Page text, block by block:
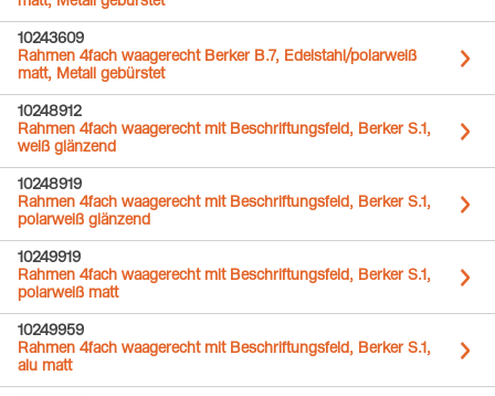
10243609
Rahmen 4fach waagerecht Berker B.7, Edelstahl/polarweiß
matt, Metall gebürstet
10248912
Rahmen 4fach waagerecht mit Beschriftungsfeld, Berker S.1,
weiß glänzend
10248919
Rahmen 4fach waagerecht mit Beschriftungsfeld, Berker S.1,
polarweiß glänzend
10249919
Rahmen 4fach waagerecht mit Beschriftungsfeld, Berker S.1,
polarweiß matt
10249959
Rahmen 4fach waagerecht mit Beschriftungsfeld, Berker S.1,
alu matt